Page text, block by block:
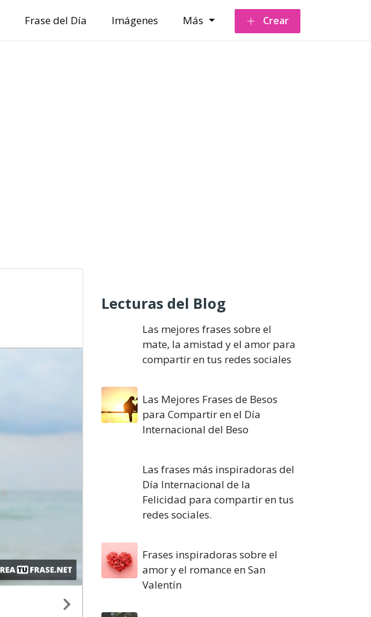
Frase del Día Imágenes Más Crear
Lecturas del Blog
Las mejores frases sobre el
mate, la amistad y el amor para
compartir en tus redes sociales
Las Mejores Frases de Besos
para Compartir en el Día
Internacional del Beso
Las frases más inspiradoras del
Día Internacional de la
Felicidad para compartir en tus
redes sociales.
Frases inspiradoras sobre el
amor y el romance en San
Valentín